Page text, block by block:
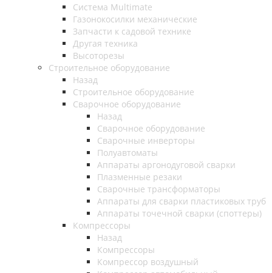
Система Multimate
Газонокосилки механические
Запчасти к садовой технике
Другая техника
Высоторезы
Строительное оборудование
Назад
Строительное оборудование
Сварочное оборудование
Назад
Сварочное оборудование
Сварочные инверторы
Полуавтоматы
Аппараты аргонодуговой сварки
Плазменные резаки
Сварочные трансформаторы
Аппараты для сварки пластиковых труб
Аппараты точечной сварки (споттеры)
Компрессоры
Назад
Компрессоры
Компрессор воздушный